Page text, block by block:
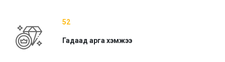
52
Гадаад арга хэмжээ